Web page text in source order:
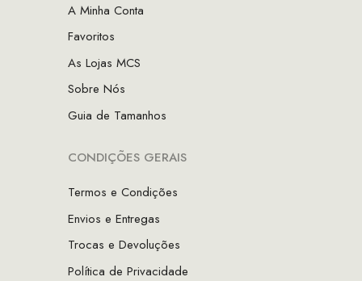
A Minha Conta
Favoritos
As Lojas MCS
Sobre Nós
Guia de Tamanhos
CONDIÇÕES GERAIS
Termos e Condições
Envios e Entregas
Trocas e Devoluções
Política de Privacidade